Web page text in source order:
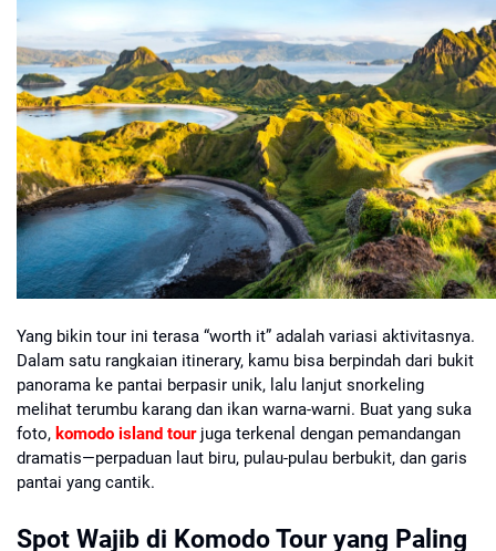
Yang bikin tour ini terasa “worth it” adalah variasi aktivitasnya.
Dalam satu rangkaian itinerary, kamu bisa berpindah dari bukit
panorama ke pantai berpasir unik, lalu lanjut snorkeling
melihat terumbu karang dan ikan warna-warni. Buat yang suka
foto, komodo island tourjuga terkenal dengan pemandangan
dramatis—perpaduan laut biru, pulau-pulau berbukit, dan garis
pantai yang cantik.
Spot Wajib di Komodo Tour yang Paling